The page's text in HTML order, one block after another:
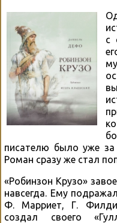
с
писателю было уже за
Роман сразу же стал
«Робинзон Крузо»
навсегда. Ему
Ф. Марриет, Г.
создал своего